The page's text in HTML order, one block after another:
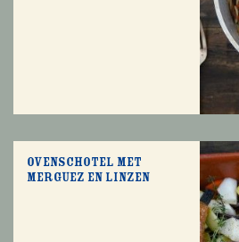
Ovenschotel met
merguez en linzen